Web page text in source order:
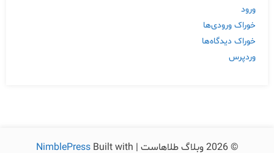
ورود
خوراک ورودی‌ها
خوراک دیدگاه‌ها
وردپرس
© 2026 وبلاگ طلاهاست | Built with NimblePress